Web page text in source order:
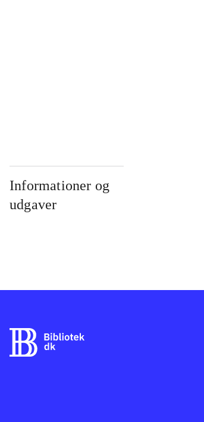
Informationer og
udgaver